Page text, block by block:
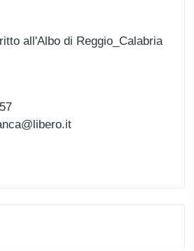
all'Albo di Reggio_Calabria